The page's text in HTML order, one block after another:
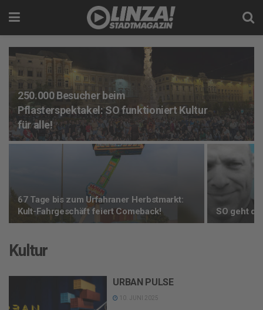
250.000 Besucher beim
Pflasterspektakel: SO funktioniert Kultur
für alle!
67 Tage bis zum Urfahraner Herbstmarkt:
Kult-Fahrgeschäft feiert Comeback!
SO geht
Kultur
URBAN PULSE
10. JUNI 2025